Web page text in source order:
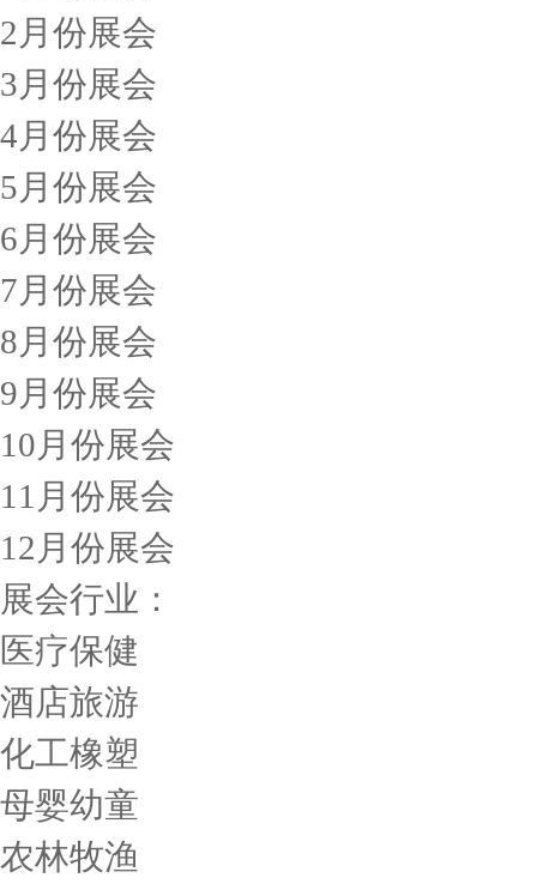
2月份展会
3月份展会
4月份展会
5月份展会
6月份展会
7月份展会
8月份展会
9月份展会
10月份展会
11月份展会
12月份展会
展会行业：
医疗保健
酒店旅游
化工橡塑
母婴幼童
农林牧渔